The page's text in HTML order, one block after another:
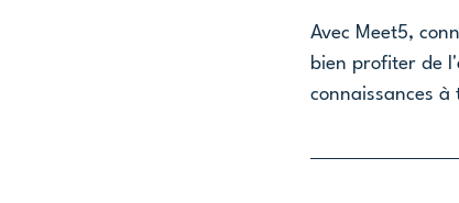
Avec Meet5,
bien profiter de
connaissances à